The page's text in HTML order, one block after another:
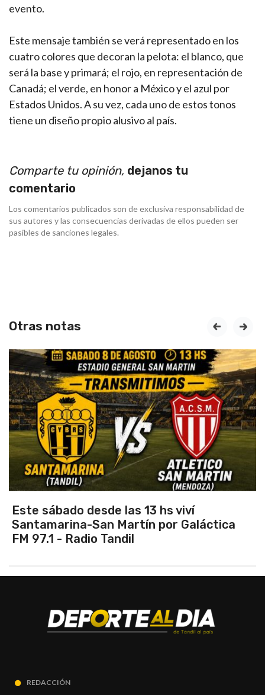
evento.
Este mensaje también se verá representado en los
cuatro colores que decoran la pelota: el blanco, que
será la base y primará; el rojo, en representación de
Canadá; el verde, en honor a México y el azul por
Estados Unidos. A su vez, cada uno de estos tonos
tiene un diseño propio alusivo al país.
Comparte tu opinión, dejanos tu
comentario
Los comentarios publicados son de exclusiva responsabilidad de
sus autores y las consecuencias derivadas de ellos pueden ser
pasibles de sanciones legales.
Otras notas
Este sábado desde las 13 hs viví
Santamarina-San Martín por Galáctica
FM 97.1 - Radio Tandil
prev next
REDACCIÓN